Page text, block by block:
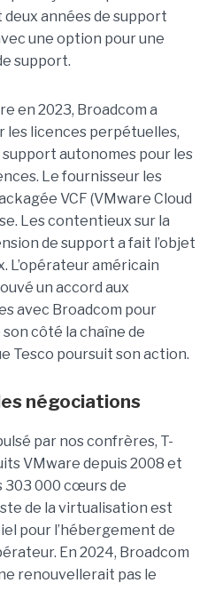
années de support
une option pour une
support.
en 2023, Broadcom a
les licences perpétuelles,
autonomes pour les
Le fournisseur les
VCF (VMware Cloud
Les contentieux sur la
de support a fait l’objet
L’opérateur américain
un accord aux
avec Broadcom pour
côté la chaîne de
Tesco poursuit son action.
négociations
par nos confrères, T-
VMware depuis 2008 et
303 000 cœurs de
de la virtualisation est
pour l’hébergement de
En 2024, Broadcom
renouvellerait pas le